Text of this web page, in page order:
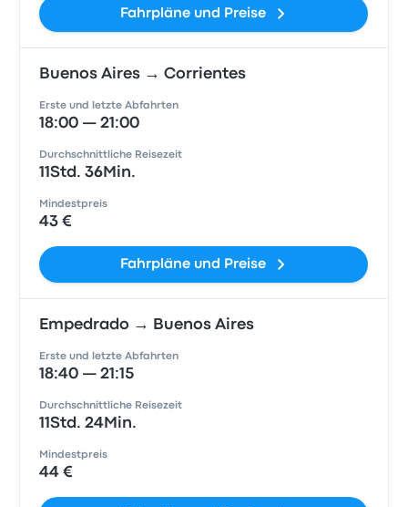
Fahrpläne und Preise
Buenos Aires → Corrientes
Erste und letzte Abfahrten
18:00 — 21:00
Durchschnittliche Reisezeit
11Std. 36Min.
Mindestpreis
43 €
Fahrpläne und Preise
Empedrado → Buenos Aires
Erste und letzte Abfahrten
18:40 — 21:15
Durchschnittliche Reisezeit
11Std. 24Min.
Mindestpreis
44 €